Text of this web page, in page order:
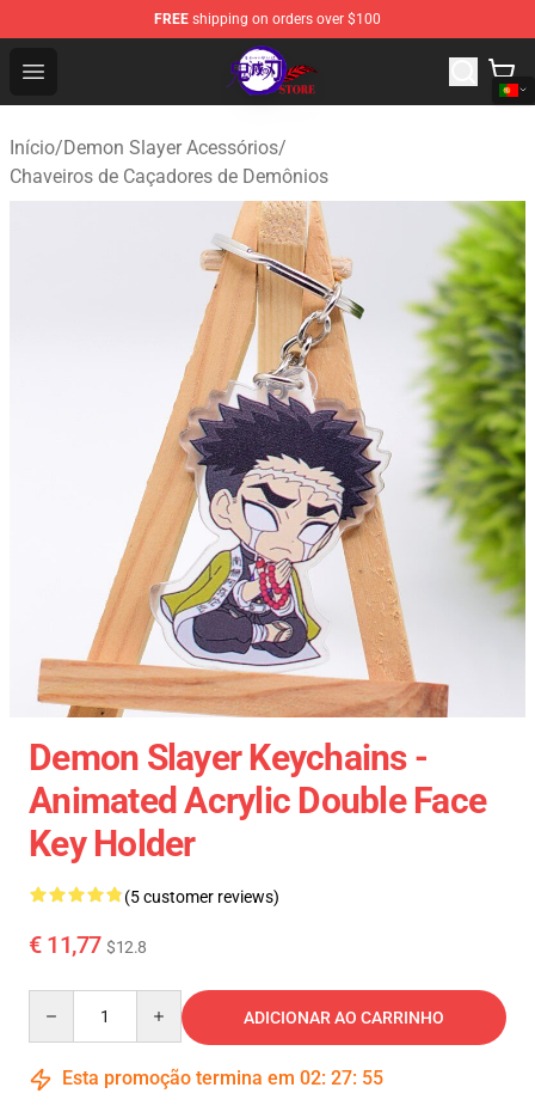
FREE shipping on orders over $100
Open menu
Kimetsu no Yaiba Store - Official Kimetsu no Yaiba
Início/Demon Slayer Acessórios/
Chaveiros de Caçadores de Demônios
Demon Slayer Keychains -
Animated Acrylic Double Face
Key Holder
(5 customer reviews)
€ 11,77 $12.8
ADICIONAR AO CARRINHO
Esta promoção termina em 02: 27: 54